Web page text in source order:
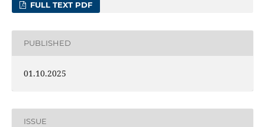
FULL TEXT PDF
PUBLISHED
01.10.2025
ISSUE